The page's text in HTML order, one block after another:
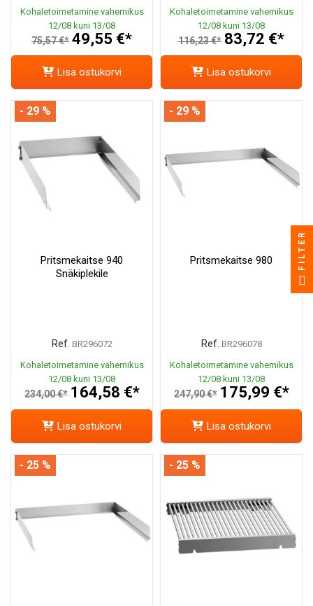
Kohaletoimetamine vahemikus
12/08 kuni 13/08
75,57 €* 49,55 €*
Lisa ostukorvi
Kohaletoimetamine vahemikus
12/08 kuni 13/08
116,23 €* 83,72 €*
Lisa ostukorvi
Pritsmekaitse 940
Snäkiplekile
Ref. BR296072
Kohaletoimetamine vahemikus
12/08 kuni 13/08
234,00 €* 164,58 €*
- 29 %
Lisa ostukorvi
Pritsmekaitse 980
Ref. BR296078
Kohaletoimetamine vahemikus
12/08 kuni 13/08
247,90 €* 175,99 €*
- 29 %
Lisa ostukorvi
- 25 % - 25 %
FILTER